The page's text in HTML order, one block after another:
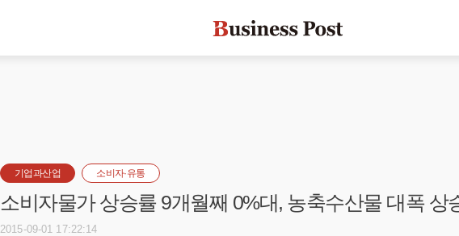
기업과산업 소비자·유통
소비자물가 상승률 9개월째 0%대, 농축수산물 대폭 상
2015-09-01 17:22:14